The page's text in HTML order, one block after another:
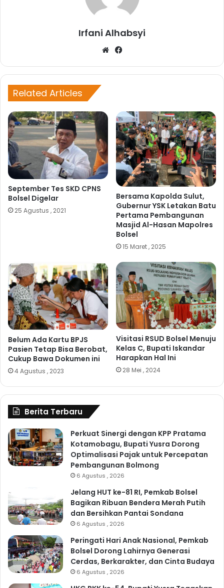
Irfani Alhabsyi
W
sit bo
Related Articles
September Tes SKD CPNS
Bolsel Digelar
25 Agustus , 2021
Bersama Kapolda Sulut,
Gubernur YSK Letakan Batu
Pertama Pembangunan
Masjid Al-Hasan Mapolres
Bolsel
15 Maret , 2025
Belum Ada Kartu BPJS
Pasien Tetap Bisa Berobat,
Cukup Bawa Dokumen ini
4 Agustus , 2023
Visitasi RSUD Bolsel Menuju
Kelas C, Bupati Iskandar
Harapkan Hal Ini
28 Mei , 2024
Berita Terbaru
Perkuat Sinergi dengan KPP Pratama
Kotamobagu, Bupati Yusra Dorong
Optimalisasi Pajak untuk Percepatan
Pembangunan Bolmong
6 Agustus , 2026
Jelang HUT ke-81 RI, Pemkab Bolsel
Bagikan Ribuan Bendera Merah Putih
dan Bersihkan Pantai Sondana
6 Agustus , 2026
Peringati Hari Anak Nasional, Pemkab
Bolsel Dorong Lahirnya Generasi
Cerdas, Berkarakter, dan Cinta Budaya
6 Agustus , 2026